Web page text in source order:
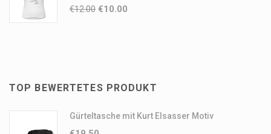
€12.00 €10.00
TOP BEWERTETES PRODUKT
Gürteltasche mit Kurt Elsasser Motiv